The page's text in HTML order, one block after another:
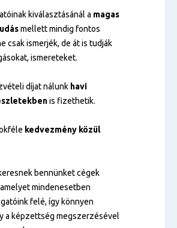
kiválasztásánál a magas
mellett mindig fontos
csak ismerjék, de át is tudják
ismereteket.
díjat nálunk havi
is fizethetik.
kedvezmény közül
bennünket cégek
mindenesetben
felé, így könnyen
a képzettség megszerzésével